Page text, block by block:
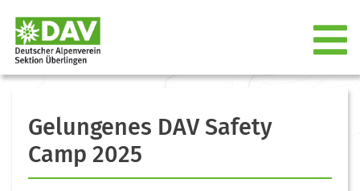
Gelungenes DAV Safety
Camp 2025